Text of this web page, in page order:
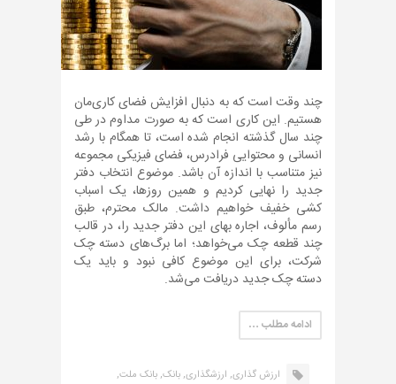
چند وقت است که به دنبال افزایش فضای کاری‌مان
هستیم. این کاری است که به صورت مداوم در طی
چند سال گذشته انجام شده است، تا همگام با رشد
انسانی و محتوایی فرادرس، فضای فیزیکی مجموعه
نیز متناسب با اندازه آن باشد. موضوع انتخاب دفتر
جدید را نهایی کردیم و همین روزها، یک اسباب
کشی خفیف خواهیم داشت. مالک محترم، طبق
رسم مألوف، اجاره بهای این دفتر جدید را، در قالب
چند قطعه چک می‌خواهد؛ اما برگ‌های دسته چک
شرکت، برای این موضوع کافی نبود و باید یک
دسته چک جدید دریافت می‌شد.
ادامه مطلب …
ارزش گذاری, ارزشگذاری,بانک,بانک ملت,